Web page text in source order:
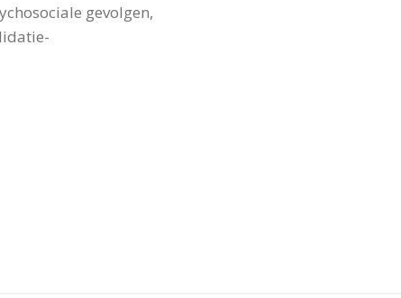
gevolgen,